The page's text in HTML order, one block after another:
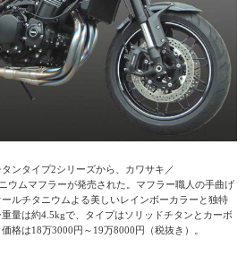
ンタイプ2シリーズから、カワサキ／
ウムマフラーが発売された。マフラー職人の手曲げ
ルチタニウムよる美しいレインボーカラーと独特
量は約4.5kgで、タイプはソリッドチタンとカーボ
格は18万3000円～19万8000円（税抜き）。